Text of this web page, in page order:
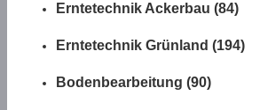
Erntetechnik Ackerbau (84)
Erntetechnik Grünland (194)
Bodenbearbeitung (90)